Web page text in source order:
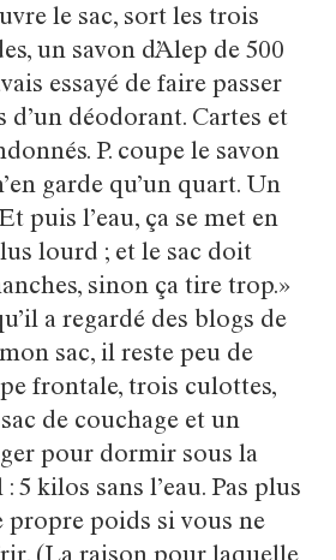
le sac, sort les trois
un savon d’Alep de 500
essayé de faire passer
d’un déodorant. Cartes et
P. coupe le savon
garde qu’un quart. Un
puis l’eau, ça se met en
lourd ; et le sac doit
sinon ça tire trop.»
a regardé des blogs de
sac, il reste peu de
frontale, trois culottes,
de couchage et un
pour dormir sous la
5 kilos sans l’eau. Pas plus
propre poids si vous ne